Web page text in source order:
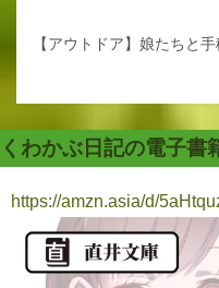
【アウトドア】娘たちと
くわかぶ日記の電子書
https://amzn.asia/d/